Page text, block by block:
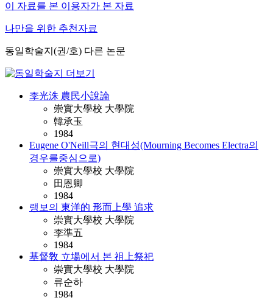
이 자료를 본 이용자가 본 자료
나만을 위한 추천자료
동일학술지(권/호) 다른 논문
李光洙 農民小說論
崇實大學校 大學院
韓承玉
1984
Eugene O'Neill극의 현대성(Mourning Becomes Electra의
경우를중심으로)
崇實大學校 大學院
田恩卿
1984
랭보의 東洋的 形而上學 追求
崇實大學校 大學院
李準五
1984
基督敎 立場에서 본 祖上祭祀
崇實大學校 大學院
류순하
1984